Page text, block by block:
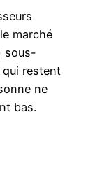
marché
sous-
restent
ne
bas.